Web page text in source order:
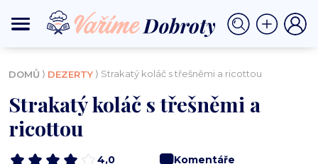
DOMŮ ⟩ DEZERTY ⟩ Strakatý koláč s třešněmi a ricottou
Strakatý koláč s třešněmi a
ricottou
4,0
Komentáře